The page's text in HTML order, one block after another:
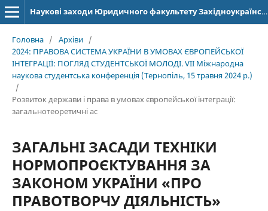
Наукові заходи Юридичного факультету Західноукраїнського національного університету
Головна / Архіви /
2024: ПРАВОВА СИСТЕМА УКРАЇНИ В УМОВАХ ЄВРОПЕЙСЬКОЇ
ІНТЕГРАЦІЇ: ПОГЛЯД СТУДЕНТСЬКОЇ МОЛОДІ. VІІ Міжнародна
наукова студентська конференція (Тернопіль, 15 травня 2024 р.)
/
Розвиток держави і права в умовах європейської інтеграції:
загальнотеоретичні ас
ЗАГАЛЬНІ ЗАСАДИ ТЕХНІКИ
НОРМОПРОЄКТУВАННЯ ЗА
ЗАКОНОМ УКРАЇНИ «ПРО
ПРАВОТВОРЧУ ДІЯЛЬНІСТЬ»